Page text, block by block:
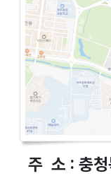
주 소 : 충청